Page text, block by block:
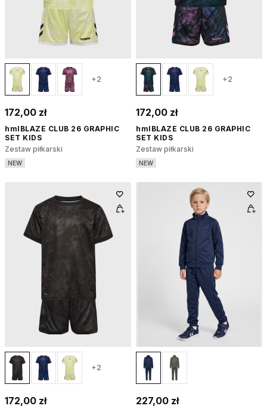
+2
172,00 zł
hmlBLAZE CLUB 26 GRAPHIC
SET KIDS
Zestaw piłkarski
NEW
+2
172,00 zł
hmlBLAZE CLUB 26 GRAPHIC
SET KIDS
Zestaw piłkarski
NEW
+2
172,00 zł 227,00 zł